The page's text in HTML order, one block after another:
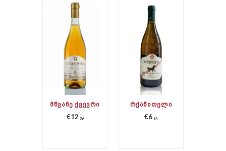
ᲛᲬᲕᲐᲜᲔ ᲥᲕᲔᲕᲠᲘ
€12 26
ᲠᲥᲐᲬᲘᲗᲔᲚᲘ
€6 63